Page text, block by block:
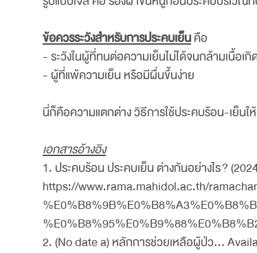
ข้อควรระวังสำหรับการประคบเย็นคือ
- ระวังในผู้ที่ทนต่อความเย็นไม่ได้จนกล้ามเนื้อเกิ
- ผู้ที่แพ้ความเย็น หรือมีผื่นขึ้นง่าย
นี่ก็คือความแตกต่าง วิธีการใช้ประคบร้อน-เย็นใ
เอกสารอ้างอิง
1. ประคบร้อน ประคบเย็น ต่างกันอย่างไร ?
https://www.rama.mahidol.ac.th/
2. (No date a) หลักการช่วยเหลือผู้ป่ว...